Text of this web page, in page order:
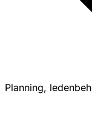
Planning,